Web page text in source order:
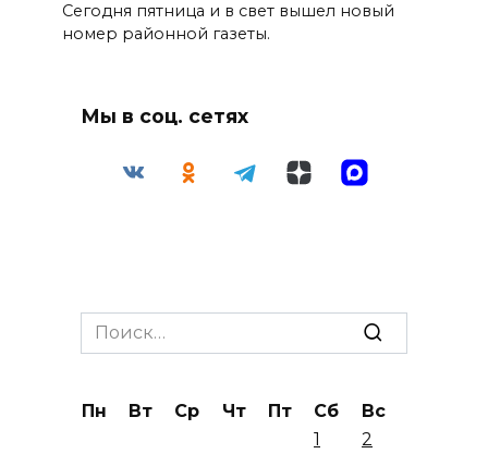
Сегодня пятница и в свет вышел новый
номер районной газеты.
Мы в соц. сетях
Search
for:
Пн Вт Ср Чт Пт Сб
Вс
1
2